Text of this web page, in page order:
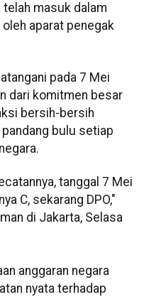
telah masuk dalam
oleh aparat penegak
pada 7 Mei
dari komitmen besar
bersih-bersih
bulu setiap
tanggal 7 Mei
C, sekarang DPO,"
di Jakarta, Selasa
anggaran negara
nyata terhadap